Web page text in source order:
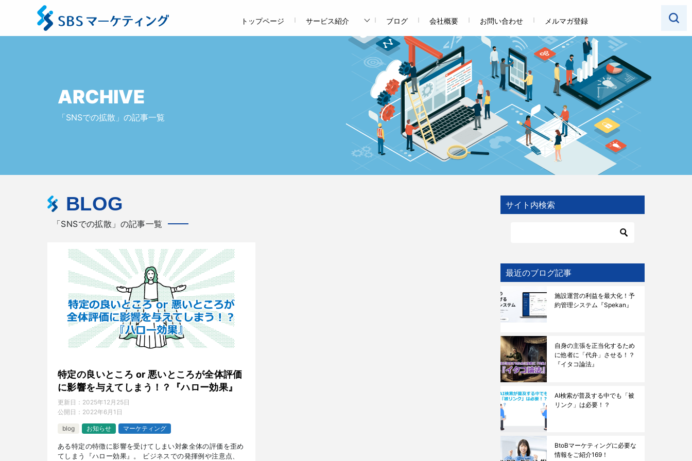
トップページ サービス紹介 ブログ 会社概要 お問い合わせ メルマガ登録
ARCHIVE
「SNSでの拡散」の記事一覧
BLOG
「SNSでの拡散」の記事一覧
特定の良いところ or 悪いところが全体評価
に影響を与えてしまう！？『ハロー効果』
更新日： 2025年12月25日
公開日： 2022年6月1日
blog お知らせ マーケティング
ある特定の特徴に影響を受けてしまい対象全体の評価を歪め
てしまう『ハロー効果』。 ビジネスでの発揮例や注意点、
サイト内検索
最近のブログ記事
施設運営の利益を最大化！予
約管理システム『Spekan』
自身の主張を正当化するため
に他者に「代弁」させる！？
『イタコ論法』
AI検索が普及する中でも「被
リンク」は必要！？
BtoBマーケティングに必要な
情報をご紹介169！